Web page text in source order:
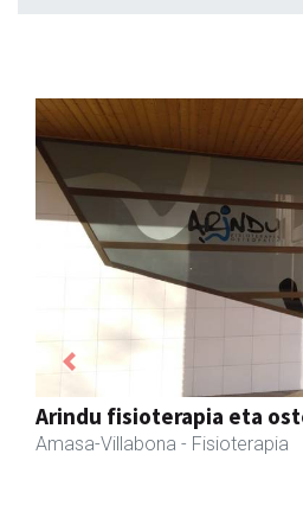
Ormendi kirolak
Andoain - Kirol dendak
Previous